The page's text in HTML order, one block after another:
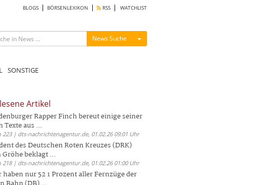
BLOGS BÖRSENLEXIKON RSS WATCHLIST
News Suche Menü ein-/ausblenden
SONSTIGE
Artikel
Rapper Finch bereut einige seiner
Texte aus ...
223 | dts-nachrichtenagentur.de, 01.02.26 09:01 Uhr
des Deutschen Roten Kreuzes (DRK)
beklagt ...
218 | dts-nachrichtenagentur.de, 01.02.26 01:00 Uhr
haben nur 52 1 Prozent aller Fernzüge der